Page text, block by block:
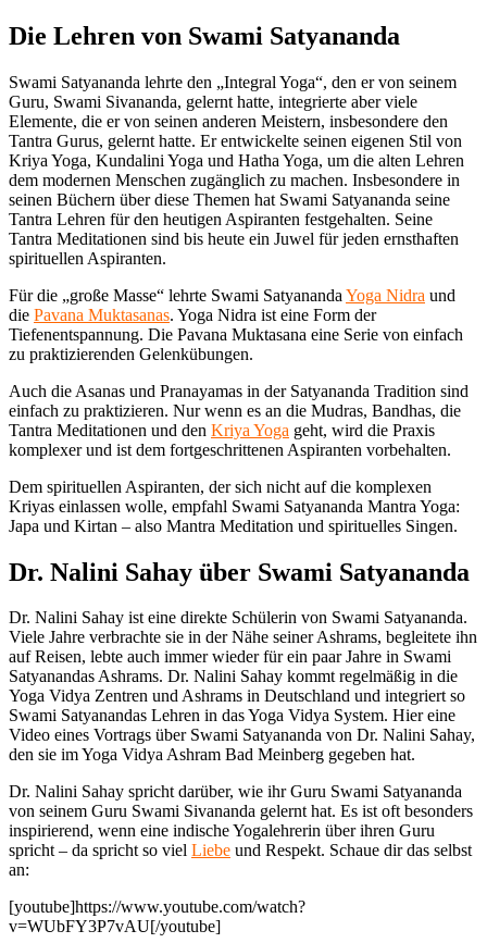
Die Lehren von Swami Satyananda
Swami Satyananda lehrte den „Integral Yoga“, den er von seinem
Guru, Swami Sivananda, gelernt hatte, integrierte aber viele
Elemente, die er von seinen anderen Meistern, insbesondere den
Tantra Gurus, gelernt hatte. Er entwickelte seinen eigenen Stil von
Kriya Yoga, Kundalini Yoga und Hatha Yoga, um die alten Lehren
dem modernen Menschen zugänglich zu machen. Insbesondere in
seinen Büchern über diese Themen hat Swami Satyananda seine
Tantra Lehren für den heutigen Aspiranten festgehalten. Seine
Tantra Meditationen sind bis heute ein Juwel für jeden ernsthaften
spirituellen Aspiranten.
Für die „große Masse“ lehrte Swami Satyananda Yoga Nidra und
die Pavana Muktasanas. Yoga Nidra ist eine Form der
Tiefenentspannung. Die Pavana Muktasana eine Serie von einfach
zu praktizierenden Gelenkübungen.
Auch die Asanas und Pranayamas in der Satyananda Tradition sind
einfach zu praktizieren. Nur wenn es an die Mudras, Bandhas, die
Tantra Meditationen und den Kriya Yoga geht, wird die Praxis
komplexer und ist dem fortgeschrittenen Aspiranten vorbehalten.
Dem spirituellen Aspiranten, der sich nicht auf die komplexen
Kriyas einlassen wolle, empfahl Swami Satyananda Mantra Yoga:
Japa und Kirtan – also Mantra Meditation und spirituelles Singen.
Dr. Nalini Sahay über Swami Satyananda
Dr. Nalini Sahay ist eine direkte Schülerin von Swami Satyananda.
Viele Jahre verbrachte sie in der Nähe seiner Ashrams, begleitete ihn
auf Reisen, lebte auch immer wieder für ein paar Jahre in Swami
Satyanandas Ashrams. Dr. Nalini Sahay kommt regelmäßig in die
Yoga Vidya Zentren und Ashrams in Deutschland und integriert so
Swami Satyanandas Lehren in das Yoga Vidya System. Hier eine
Video eines Vortrags über Swami Satyananda von Dr. Nalini Sahay,
den sie im Yoga Vidya Ashram Bad Meinberg gegeben hat.
Dr. Nalini Sahay spricht darüber, wie ihr Guru Swami Satyananda
von seinem Guru Swami Sivananda gelernt hat. Es ist oft besonders
inspirierend, wenn eine indische Yogalehrerin über ihren Guru
spricht – da spricht so viel Liebe und Respekt. Schaue dir das selbst
an:
[youtube]https://www.youtube.com/watch?
v=WUbFY3P7vAU[/youtube]